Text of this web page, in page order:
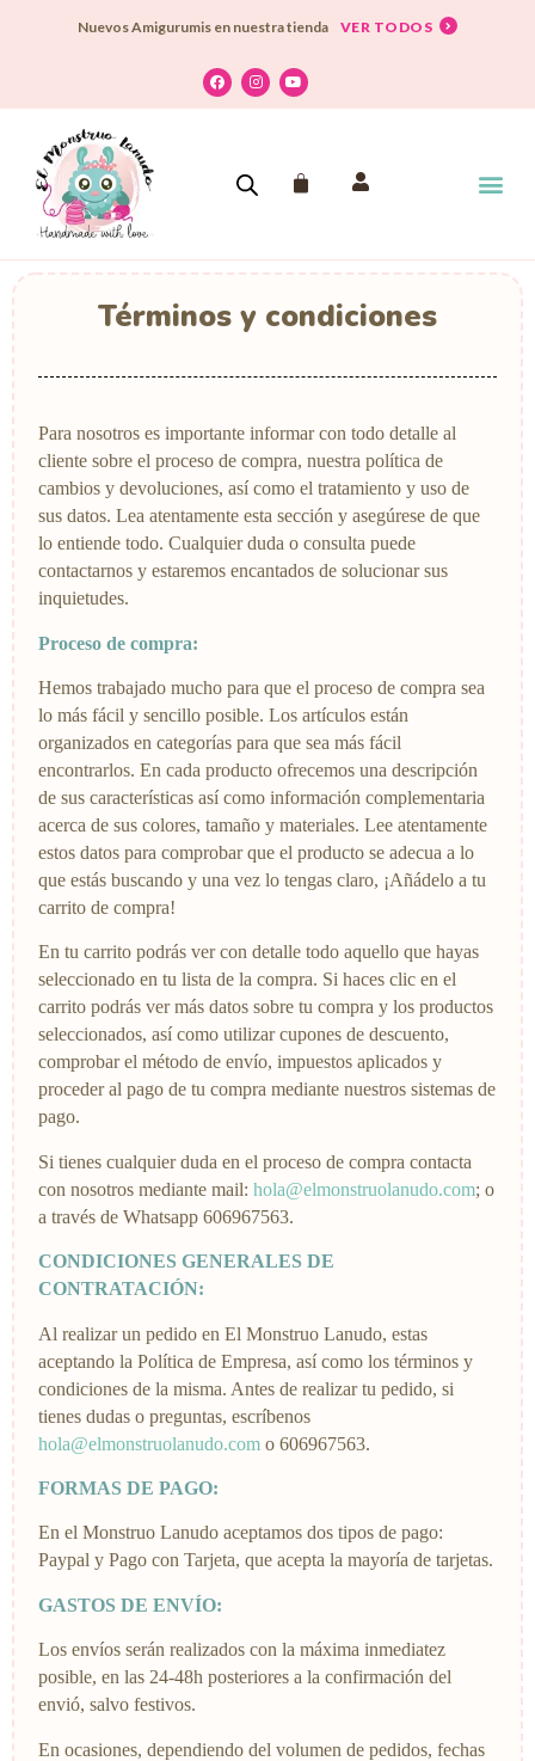
Nuevos Amigurumis en nuestra tienda VER TODOS
Términos y condiciones
Para nosotros es importante informar con todo detalle al
cliente sobre el proceso de compra, nuestra política de
cambios y devoluciones, así como el tratamiento y uso de
sus datos. Lea atentamente esta sección y asegúrese de que
lo entiende todo. Cualquier duda o consulta puede
contactarnos y estaremos encantados de solucionar sus
inquietudes.
Proceso de compra:
Hemos trabajado mucho para que el proceso de compra sea
lo más fácil y sencillo posible. Los artículos están
organizados en categorías para que sea más fácil
encontrarlos. En cada producto ofrecemos una descripción
de sus características así como información complementaria
acerca de sus colores, tamaño y materiales. Lee atentamente
estos datos para comprobar que el producto se adecua a lo
que estás buscando y una vez lo tengas claro, ¡Añádelo a tu
carrito de compra!
En tu carrito podrás ver con detalle todo aquello que hayas
seleccionado en tu lista de la compra. Si haces clic en el
carrito podrás ver más datos sobre tu compra y los productos
seleccionados, así como utilizar cupones de descuento,
comprobar el método de envío, impuestos aplicados y
proceder al pago de tu compra mediante nuestros sistemas de
pago.
Si tienes cualquier duda en el proceso de compra contacta
con nosotros mediante mail: hola@elmonstruolanudo.com; o
a través de Whatsapp 606967563.
CONDICIONES GENERALES DE
CONTRATACIÓN:
Al realizar un pedido en El Monstruo Lanudo, estas
aceptando la Política de Empresa, así como los términos y
condiciones de la misma. Antes de realizar tu pedido, si
tienes dudas o preguntas, escríbenos
hola@elmonstruolanudo.com o 606967563.
FORMAS DE PAGO:
En el Monstruo Lanudo aceptamos dos tipos de pago:
Paypal y Pago con Tarjeta, que acepta la mayoría de tarjetas.
GASTOS DE ENVÍO:
Los envíos serán realizados con la máxima inmediatez
posible, en las 24-48h posteriores a la confirmación del
envió, salvo festivos.
En ocasiones, dependiendo del volumen de pedidos, fechas